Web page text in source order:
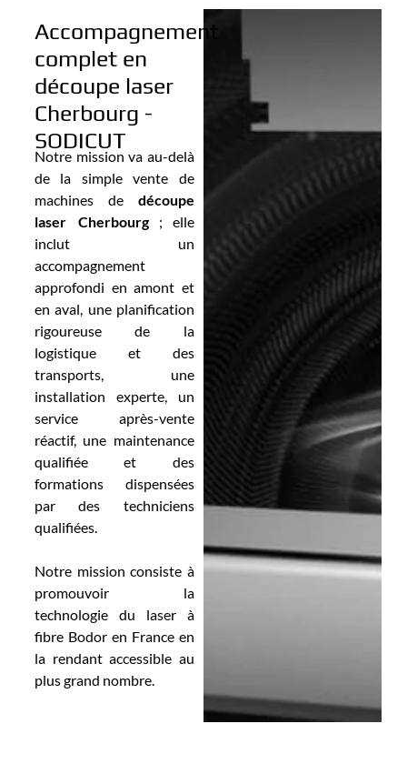
Accompagnement
complet en
découpe laser
Cherbourg -
SODICUT
Notre mission va au-delà
de la simple vente de
machines de découpe
laser Cherbourg; elle
inclut un
accompagnement
approfondi en amont et
en aval, une planification
rigoureuse de la
logistique et des
transports, une
installation experte, un
service après-vente
réactif, une maintenance
qualifiée et des
formations dispensées
par des techniciens
qualifiées.
Notre mission consiste à
promouvoir la
technologie du laser à
fibre Bodor en France en
la rendant accessible au
plus grand nombre.